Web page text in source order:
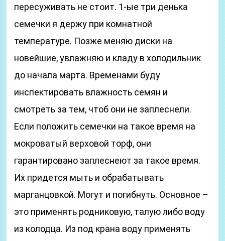
пересуживать не стоит. 1-ые три денька
семечки я держу при комнатной
температуре. Позже меняю диски на
новейшие, увлажняю и кладу в холодильник
до начала марта. Временами буду
инспектировать влажность семян и
смотреть за тем, чтоб они не заплеснели.
Если положить семечки на такое время на
мокроватый верховой торф, они
гарантировано заплеснеют за такое время.
Их придется мыть и обрабатывать
марганцовкой. Могут и погибнуть. Основное –
это применять родниковую, талую либо воду
из колодца. Из под крана воду применять